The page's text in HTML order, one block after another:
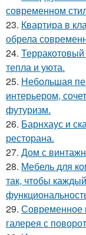
современном
23. Квартира в
обрела
24.
тепла и уюта.
25. Небольшая
интерьером,
футуризм.
26. Барнхаус и
ресторана.
27. Дом с
28. Мебель для
так, чтобы
29. Современное
галерея с